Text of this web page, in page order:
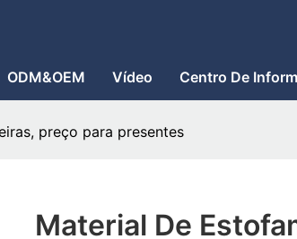
ODM&OEM Vídeo Centro De
preço para presentes
Material De